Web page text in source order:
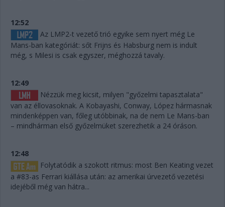
12:52
Az LMP2-t vezető trió egyike sem nyert még Le
Mans-ban kategóriát: sőt Frijns és Habsburg nem is indult
még, s Milesi is csak egyszer, méghozzá tavaly.
12:49
Nézzük meg kicsit, milyen "győzelmi tapasztalata"
van az éllovasoknak. A Kobayashi, Conway, López hármasnak
mindenképpen van, főleg utóbbinak, na de nem Le Mans-ban
– mindhárman első győzelmüket szerezhetik a 24 óráson.
12:48
Folytatódik a szokott ritmus: most Ben Keating vezet
a #83-as Ferrari kiállása után: az amerikai úrvezető vezetési
idejéből még van hátra...